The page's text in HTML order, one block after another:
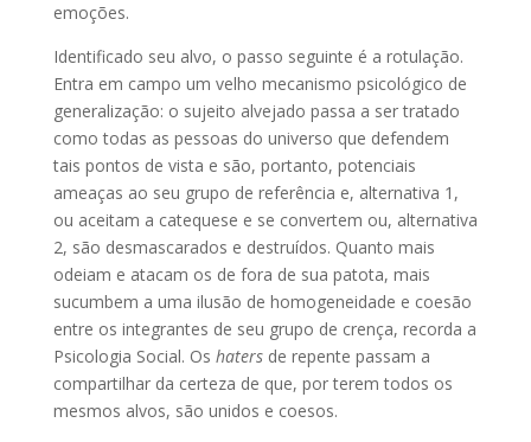
emoções.
Identificado seu alvo, o passo seguinte é a rotulação.
Entra em campo um velho mecanismo psicológico de
generalização: o sujeito alvejado passa a ser tratado
como todas as pessoas do universo que defendem
tais pontos de vista e são, portanto, potenciais
ameaças ao seu grupo de referência e, alternativa 1,
ou aceitam a catequese e se convertem ou, alternativa
2, são desmascarados e destruídos. Quanto mais
odeiam e atacam os de fora de sua patota, mais
sucumbem a uma ilusão de homogeneidade e coesão
entre os integrantes de seu grupo de crença, recorda a
Psicologia Social. Os hatersde repente passam a
compartilhar da certeza de que, por terem todos os
mesmos alvos, são unidos e coesos.